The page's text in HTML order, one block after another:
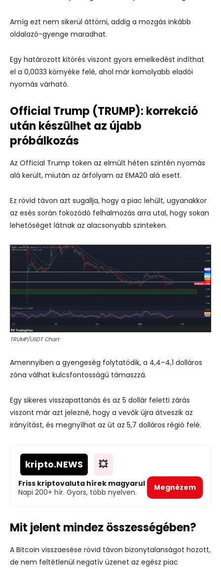
Amíg ezt nem sikerül áttörni, addig a mozgás inkább
oldalazó-gyenge maradhat.
Egy határozott kitörés viszont gyors emelkedést indíthat
el a 0,0033 környéke felé, ahol már komolyabb eladói
nyomás várható.
Official Trump (TRUMP): korrekció
után készülhet az újabb
próbálkozás
Az Official Trump token az elmúlt héten szintén nyomás
alá került, miután az árfolyam az EMA20 alá esett.
Ez rövid távon azt sugallja, hogy a piac lehűlt, ugyanakkor
az esés során fokozódó felhalmozás arra utal, hogy sokan
lehetőséget látnak az alacsonyabb szinteken.
TRUMP/USDT Chart
Amennyiben a gyengeség folytatódik, a 4,4–4,1 dolláros
zóna válhat kulcsfontosságú támaszzá.
Egy sikeres visszapattanás és az 5 dollár feletti zárás
viszont már azt jelezné, hogy a vevők újra átveszik az
irányítást, és megnyílhat az út az 5,7 dolláros régió felé.
kripto.NEWS 💥
Friss kriptovaluta hírek magyarul
Napi 200+ hír. Gyors, több nyelven.
Megnézem
Mit jelent mindez összességében?
A Bitcoin visszaesése rövid távon bizonytalanságot hozott,
de nem feltétlenül negatív üzenet az egész piac